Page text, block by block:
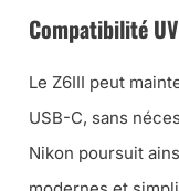
Compatibilité
Le Z6III peut
USB-C, sans
Nikon poursuit